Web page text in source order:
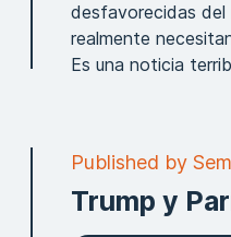
desfavorecidas del
realmente
Es una noticia
Trump y
Published by